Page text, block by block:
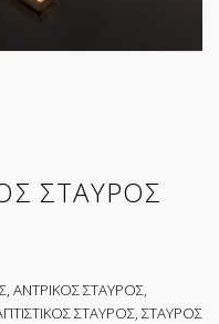
ΣΤΑΥΡΟΣ
, ΑΝΤΡΙΚΟΣ ΣΤΑΥΡΟΣ,
ΣΤΑΥΡΟΣ, ΣΤΑΥΡΟΣ